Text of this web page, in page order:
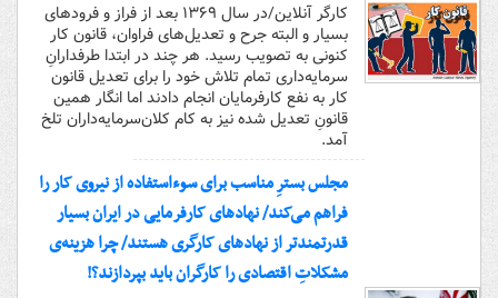
کارگر آنلاین/در سال ۱۳۶۹ بعد از فراز و فرودهای
بسیار و البته جرح و تعدیل‌های فراوان، قانون کار
کنونی به تصویب رسید. هر چند در ابتدا طرفدارانِ
سرمایه‌داری تمام تلاش خود را برای تعدیل قانون
کار به نفع کارفرمایان انجام دادند اما انگار همین
قانونِ تعدیل شده نیز به کام کلان‌سرمایه‌داران تلخ
آمد.
مجلس بسترِ مناسب برای سوءاستفاده از نیروی کار را
فراهم می‌کند/ نهادهای کارفرمایی در ایران بسیار
قدرتمندتر از نهادهای کارگری هستند/ چرا هزینه‌ی
مشکلاتِ اقتصادی را کارگران باید بپردازند؟!